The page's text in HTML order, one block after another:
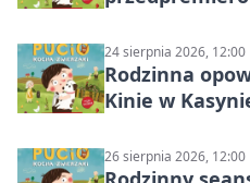
24 sierpnia 2026, 12:00
Rodzinna
Kinie w
26 sierpnia 2026, 12:00